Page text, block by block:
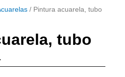
/ Pintura acuarela, tubo
tubo